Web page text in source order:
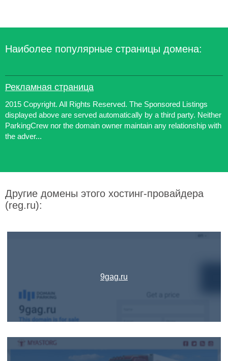
Наиболее популярные страницы домена:
Рекламная страница
2015 Copyright. All Rights Reserved. The Sponsored Listings
displayed above are served automatically by a third party. Neither
ParkingCrew nor the domain owner maintain any relationship with
the adver...
Другие домены этого хостинг-провайдера
(reg.ru):
9gag.ru